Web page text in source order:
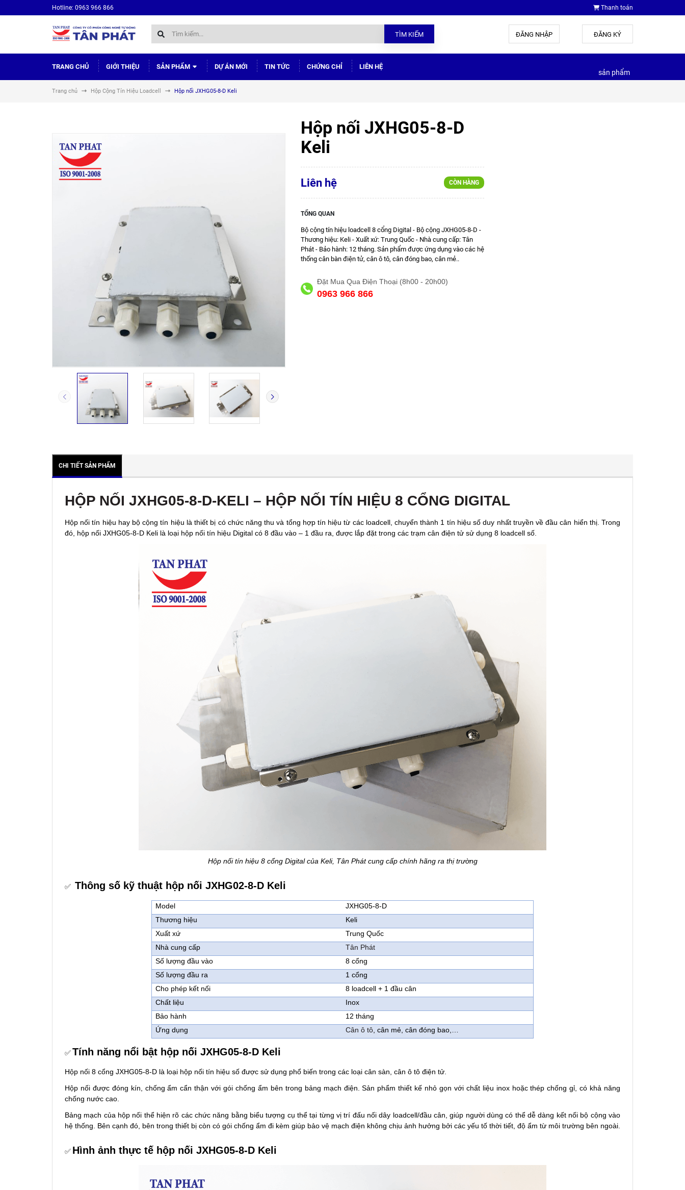
Hotline: 0963 966 866 Thanh toán
TÌM KIẾM ĐĂNG NHẬP ĐĂNG KÝ
TRANG CHỦ GIỚI THIỆU SẢN PHẨM DỰ ÁN MỚI TIN TỨC CHỨNG CHỈ LIÊN HỆ
sản phẩm
Trang chủ Hộp Cộng Tín Hiệu Loadcell Hộp nối JXHG05-8-D Keli
Hộp nối JXHG05-8-D
Keli
Liên hệ CÒN HÀNG
TỔNG QUAN
Bộ cộng tín hiệu loadcell 8 cổng Digital - Bộ cộng JXHG05-8-D -
Thương hiệu: Keli - Xuất xứ: Trung Quốc - Nhà cung cấp: Tân
Phát - Bảo hành: 12 tháng. Sản phẩm được ứng dụng vào các hệ
thống cân bàn điện tử, cân ô tô, cân đóng bao, cân mẻ..
Đặt Mua Qua Điện Thoại (8h00 - 20h00)
0963 966 866
CHI TIẾT SẢN PHẨM
HỘP NỐI JXHG05-8-D-KELI – HỘP NỐI TÍN HIỆU 8 CỔNG DIGITAL
Hộp nối tín hiệu hay bộ cộng tín hiệu là thiết bị có chức năng thu và tổng hợp tín hiệu từ các loadcell, chuyển thành 1 tín hiệu số duy nhất truyền về đầu cân hiển thị. Trong
đó, hộp nối JXHG05-8-D Keli là loại hộp nối tín hiệu Digital có 8 đầu vào – 1 đầu ra, được lắp đặt trong các trạm cân điện tử sử dụng 8 loadcell số.
Hộp nối tín hiệu 8 cổng Digital của Keli, Tân Phát cung cấp chính hãng ra thị trường
✅ Thông số kỹ thuật hộp nối JXHG02-8-D Keli
Model
JXHG05-8-D
Thương hiệu
Keli
Xuất xứ
Trung Quốc
Nhà cung cấp
Tân Phát
Số lượng đầu vào
8 cổng
Số lượng đầu ra
1 cổng
Cho phép kết nối
8 loadcell + 1 đầu cân
Chất liệu
Inox
Bảo hành
12 tháng
Ứng dụng
Cân ô tô , cân mẻ, cân đóng bao,…
✅Tính năng nổi bật hộp nối JXHG05-8-D Keli
Hộp nối 8 cổng JXHG05-8-D là loại hộp nối tín hiệu số được sử dụng phổ biến trong các loại cân sàn, cân ô tô điện tử.
Hộp nối được đóng kín, chống ẩm cẩn thận với gói chống ẩm bên trong bảng mạch điện. Sản phẩm thiết kế nhỏ gọn với chất liệu inox hoặc thép chống gỉ, có khả năng
chống nước cao.
Bảng mạch của hộp nối thể hiện rõ các chức năng bằng biểu tượng cụ thể tại từng vị trí đấu nối dây loadcell/đầu cân, giúp người dùng có thể dễ dàng kết nối bộ cộng vào
hệ thống. Bên cạnh đó, bên trong thiết bị còn có gói chống ẩm đi kèm giúp bảo vệ mạch điện không chịu ảnh hưởng bởi các yếu tố thời tiết, độ ẩm từ môi trường bên ngoài.
✅ Hình ảnh thực tế hộp nối JXHG05-8-D Keli